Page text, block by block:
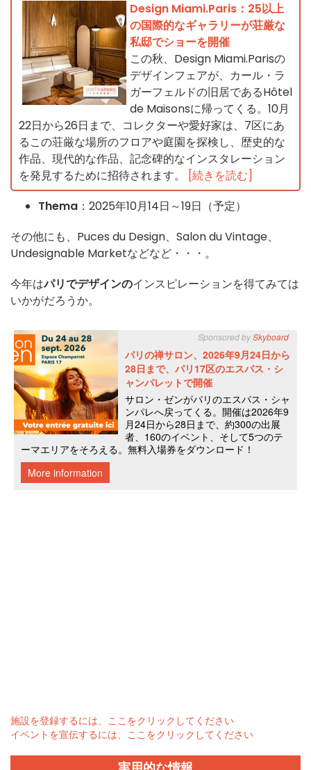
Design Miami.Paris：25以上
の国際的なギャラリーが荘厳な
私邸でショーを開催
この秋、Design Miami.Parisの
デザインフェアが、カール・ラ
ガーフェルドの旧居であるHôtel
de Maisonsに帰ってくる。10月
22日から26日まで、コレクターや愛好家は、7区にあ
るこの荘厳な場所のフロアや庭園を探検し、歴史的な
作品、現代的な作品、記念碑的なインスタレーション
を発見するために招待されます。
[続きを読む]
Thema ：2025年10月14日～19日（予定）
その他にも、Puces du Design、Salon du Vintage、
Undesignable Marketなどなど・・・。
今年はパリでデザインのインスピレーションを得てみては
いかがだろうか。
施設を登録するには、ここをクリックしてください
イベントを宣伝するには、ここをクリックしてください